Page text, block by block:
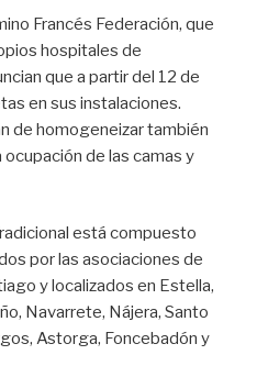
Francés Federación, que
hospitales de
que a partir del 12 de
en sus instalaciones.
de homogeneizar también
de las camas y
está compuesto
por las asociaciones de
y localizados en Estella,
Navarrete, Nájera, Santo
Astorga, Foncebadón y